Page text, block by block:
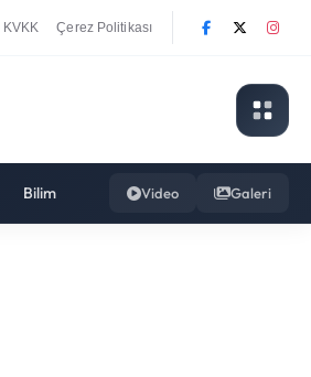
KVKK Çerez Politikası
Bilim Video Galeri